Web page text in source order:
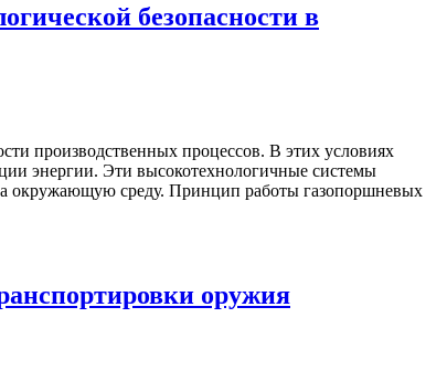
безопасности в
производственных процессов. В этих условиях
энергии. Эти высокотехнологичные системы
окружающую среду. Принцип работы газопоршневых
оружия